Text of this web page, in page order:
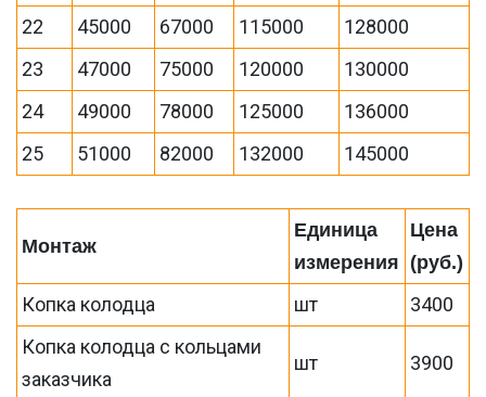
22
45000 67000 115000
128000
23
47000 75000 120000
130000
24
49000 78000 125000
136000
25
51000 82000 132000 145000
Монтаж
Единица
измерения
Цена
(руб.)
Копка колодца шт
3400
Копка колодца с кольцами
заказчика
шт 3900